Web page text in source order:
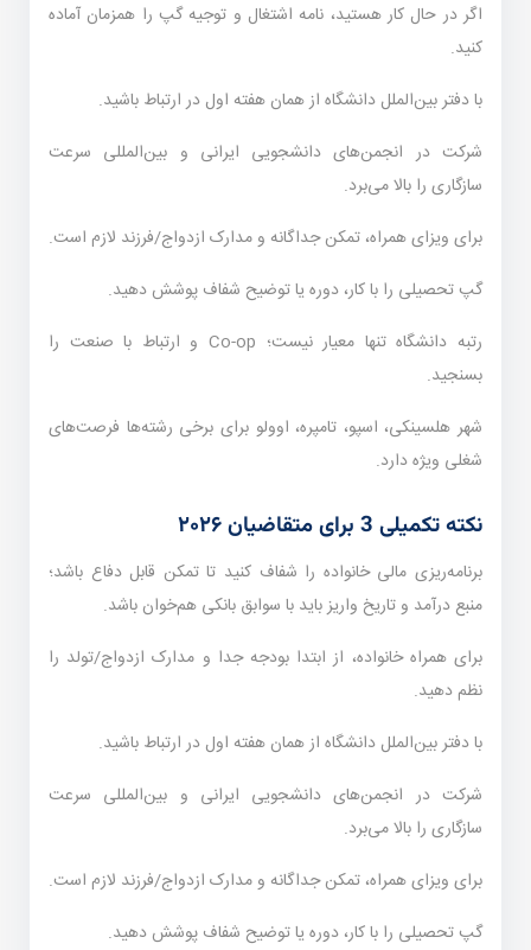
اگر در حال کار هستید، نامه اشتغال و توجیه گپ را همزمان آماده
کنید.
با دفتر بین‌الملل دانشگاه از همان هفته اول در ارتباط باشید.
شرکت در انجمن‌های دانشجویی ایرانی و بین‌المللی سرعت
سازگاری را بالا می‌برد.
برای ویزای همراه، تمکن جداگانه و مدارک ازدواج/فرزند لازم است.
گپ تحصیلی را با کار، دوره یا توضیح شفاف پوشش دهید.
رتبه دانشگاه تنها معیار نیست؛ Co-op و ارتباط با صنعت را
بسنجید.
شهر هلسینکی، اسپو، تامپره، اوولو برای برخی رشته‌ها فرصت‌های
شغلی ویژه دارد.
نکته تکمیلی 3 برای متقاضیان ۲۰۲۶
برنامه‌ریزی مالی خانواده را شفاف کنید تا تمکن قابل دفاع باشد؛
منبع درآمد و تاریخ واریز باید با سوابق بانکی هم‌خوان باشد.
برای همراه خانواده، از ابتدا بودجه جدا و مدارک ازدواج/تولد را
نظم دهید.
با دفتر بین‌الملل دانشگاه از همان هفته اول در ارتباط باشید.
شرکت در انجمن‌های دانشجویی ایرانی و بین‌المللی سرعت
سازگاری را بالا می‌برد.
برای ویزای همراه، تمکن جداگانه و مدارک ازدواج/فرزند لازم است.
گپ تحصیلی را با کار، دوره یا توضیح شفاف پوشش دهید.